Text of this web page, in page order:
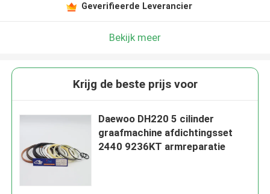
Geverifieerde Leverancier
Bekijk meer
Krijg de beste prijs voor
Daewoo DH220 5 cilinder
graafmachine afdichtingsset
2440 9236KT armreparatie